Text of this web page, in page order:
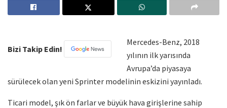
Bizi Takip Edin!
Mercedes-Benz, 2018
yılının ilk yarısında
Avrupa’da piyasaya
sürülecek olan yeni Sprinter modelinin eskizini yayınladı.
Ticari model, şık ön farlar ve büyük hava girişlerine sahip